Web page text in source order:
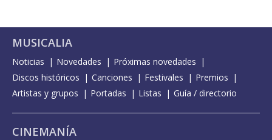
MUSICALIA
Noticias Novedades
Próximas novedades
Discos históricos
Canciones Festivales
Premios
Artistas y grupos
Portadas Listas Guía / directorio
CINEMANÍA